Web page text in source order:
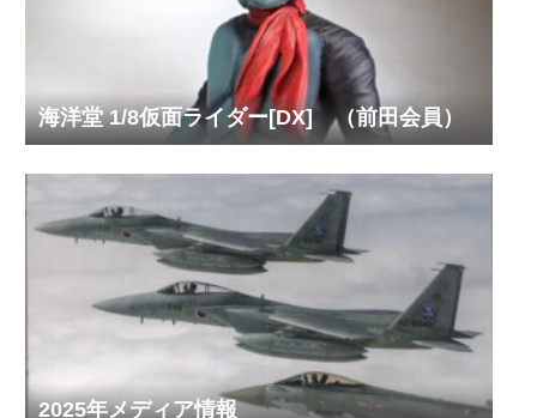
海洋堂 1/8仮面ライダー[DX] （前田会員）
2025年メディア情報